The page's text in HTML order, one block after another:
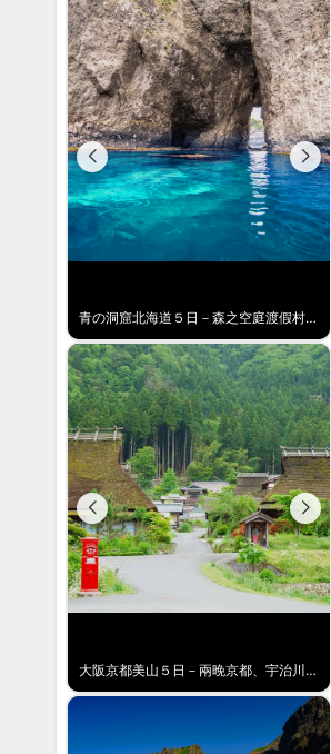
初戀北海道５日－獨家洞爺直升機、企鵝遊行、天狗山纜車、函館百萬星空夜景、海膽、北方馬公園、海鮮和牛螃蟹吃到飽
輕旅關西‧和服體驗５日～京都、大阪、奈良～浪漫嵐山渡月橋+超人氣奈良梅花鹿公園